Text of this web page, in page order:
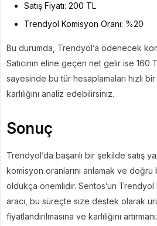
Satış Fiyatı: 200 TL
Trendyol Komisyon Oranı: %20
Bu durumda, Trendyol’a ödenecek
Satıcının eline geçen net gelir ise 160
sayesinde bu tür hesaplamaları hızlı
karlılığını analiz edebilirsiniz.
Sonuç
Trendyol’da başarılı bir şekilde satış
komisyon oranlarını anlamak ve
oldukça önemlidir. Sentos’un
aracı, bu süreçte size destek olarak
fiyatlandırılmasına ve karlılığını